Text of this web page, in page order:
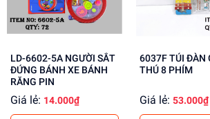
LD-6602-5A NGƯỜI SẮT
ĐỨNG BÁNH XE BÁNH
RĂNG PIN
Giá lẻ: 14.000₫
6037F TÚI ĐÀN
THÚ 8 PHÍM
Giá lẻ: 53.000₫